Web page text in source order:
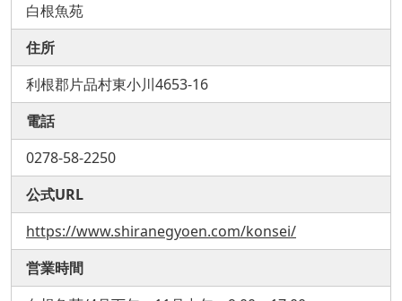
白根魚苑
住所
利根郡片品村東小川4653-16
電話
0278-58-2250
公式URL
https://www.shiranegyoen.com/konsei/
営業時間